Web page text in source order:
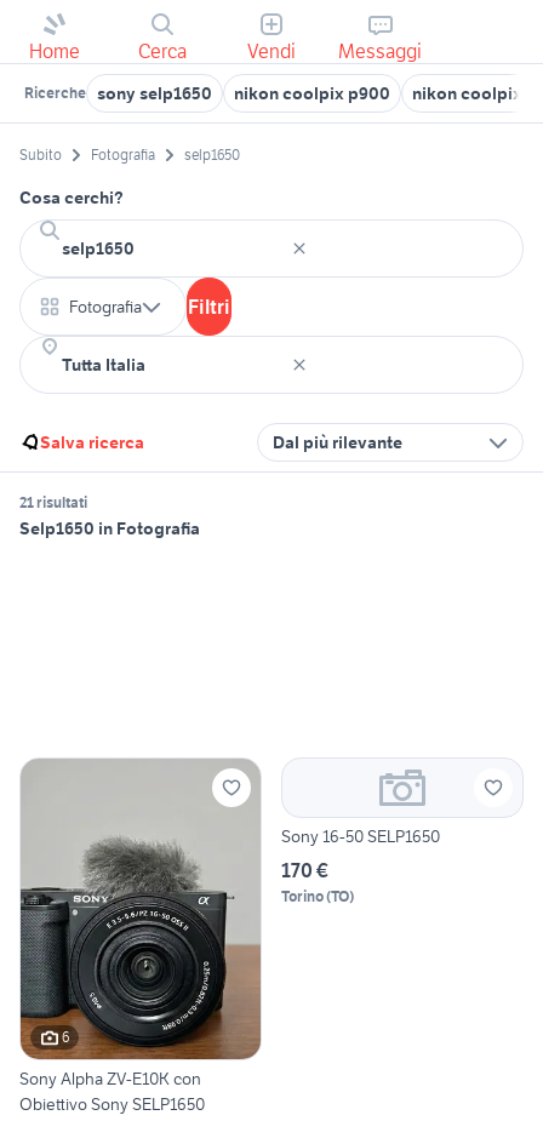
Home Cerca Vendi Messaggi
Ricerche sony selp1650 nikon coolpix p900 nikon coolpix
Subito Fotografia selp1650
Cosa cerchi?
Fotografia Filtri
Salva ricerca Dal più rilevante
21 risultati
Selp1650 in Fotografia
6
Sony Alpha ZV-E10K con
Obiettivo Sony SELP1650
Sony 16-50 SELP1650
170 €
Torino(TO)